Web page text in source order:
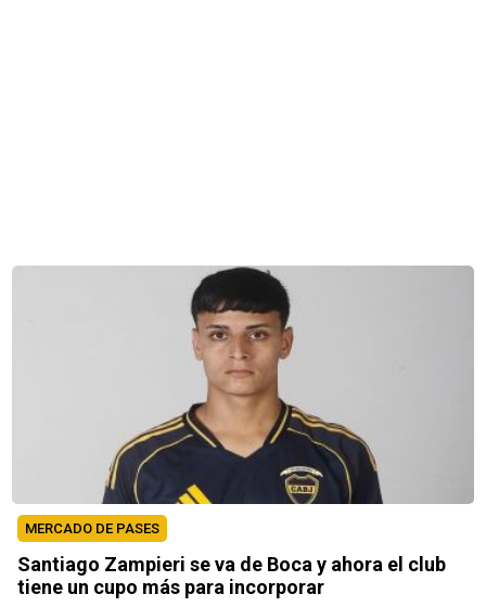
MERCADO DE PASES
Santiago Zampieri se va de Boca y ahora el club
tiene un cupo más para incorporar